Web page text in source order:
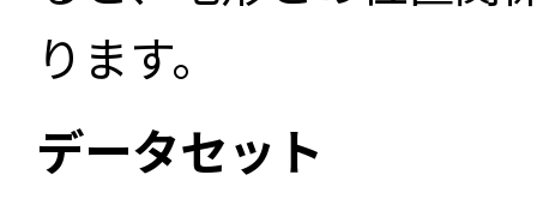
ります。
データセット